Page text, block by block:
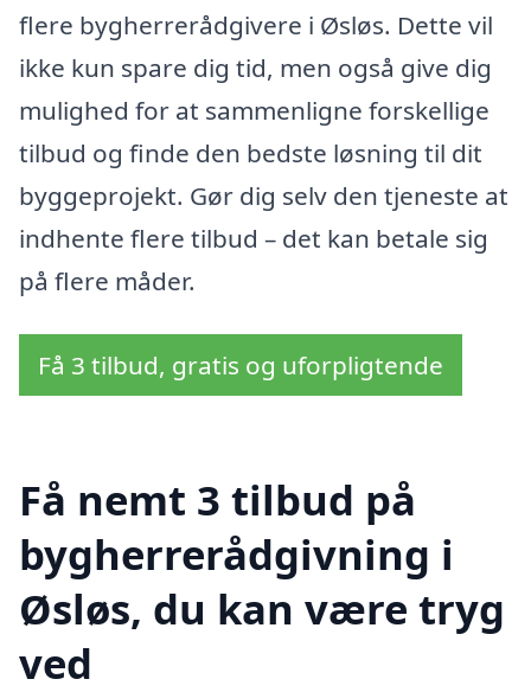
flere bygherrerådgivere i Øsløs. Dette vil
ikke kun spare dig tid, men også give dig
mulighed for at sammenligne forskellige
tilbud og finde den bedste løsning til dit
byggeprojekt. Gør dig selv den tjeneste at
indhente flere tilbud – det kan betale sig
på flere måder.
Få 3 tilbud, gratis og uforpligtende
Få nemt 3 tilbud på
bygherrerådgivning i
Øsløs, du kan være tryg
ved